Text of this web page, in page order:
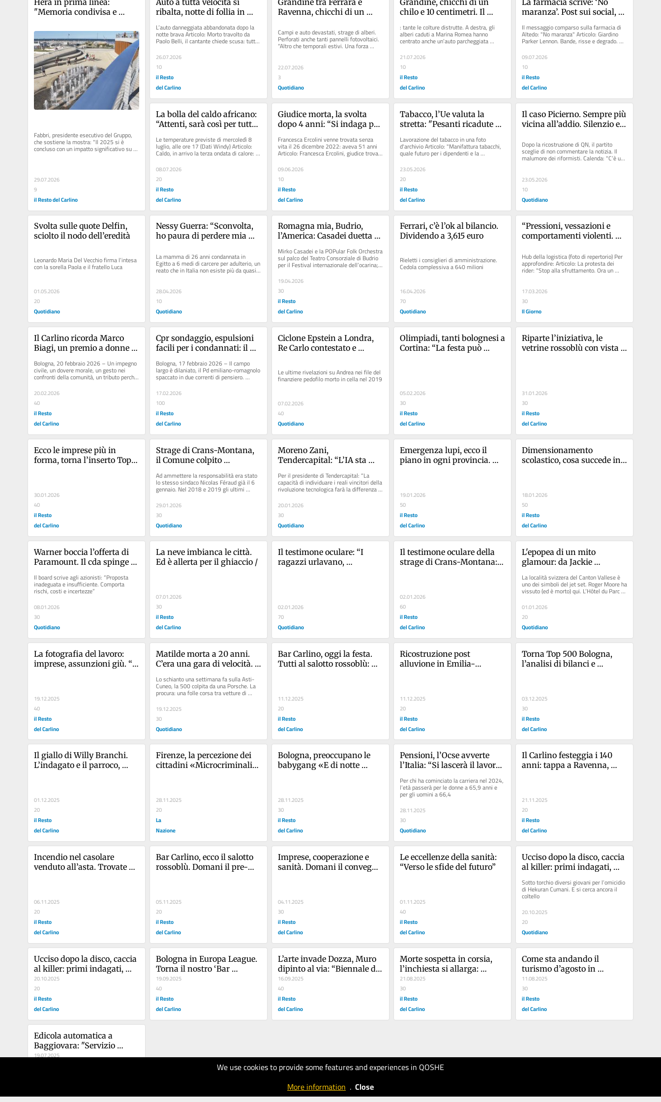
We use cookies to provide some features and experiences in QOSHE
More information . Close
"Memoria condivisa e
legame profondo"
Fabbri, presidente esecutivo del Gruppo,
che sostiene la mostra: "Il 2025 si è
concluso con un impatto significativo su
Rimini. Oltre 145...
29.07.2026
9
il Resto del Carlino
ribalta, notte di follia in
L’auto danneggiata abbandonata dopo la
notte brava Articolo: Morto travolto da
Paolo Belli, il cantante chiede scusa: tutto
il suo dolore nella...
26.07.2026
10
il Resto
del Carlino
Ravenna, chicchi di un
“Venivano giù come sassi.
Sembrava un
bombardamento”
Campi e auto devastati, strage di alberi.
Perforati anche tanti pannelli fotovoltaici.
“Altro che temporali estivi. Una forza
distruttiva così...
22.07.2026
3
Quotidiano
chilo e 10 centimetri. Il
giù come sassi. Sembrava
un bombardamento”
: tante le colture distrutte. A destra, gli
alberi caduti a Marina Romea hanno
centrato anche un’auto parcheggiata
Articolo: Nubifragio con...
21.07.2026
10
il Resto
del Carlino
maranza’. Post sui social,
web si divide
Il messaggio comparso sulla farmacia di
Altedo: "No maranza" Articolo: Giardino
Parker Lennon. Bande, risse e degrado.
09.07.2026
10
il Resto
del Carlino
La bolla del caldo africano:
“Attenti, sarà così per tutto
Le temperature previste di mercoledì 8
luglio, alle ore 17 (Dati Windy) Articolo:
Caldo, in arrivo la terza ondata di calore:
39° di giorno e notti...
08.07.2026
20
il Resto
del Carlino
Giudice morta, la svolta
dopo 4 anni: “Si indaga per
segni sul collo non
corrispondono”
Francesca Ercolini venne trovata senza
vita il 26 dicembre 2022: aveva 51 anni
Articolo: Francesca Ercolini, giudice trovata
morta nel 2022: si indaga...
09.06.2026
10
il Resto
del Carlino
Tabacco, l’Ue valuta la
stretta: "Pesanti ricadute
Lavorazione del tabacco in una foto
d'archivio Articolo: "Manifattura tabacchi,
quale futuro per i dipendenti e la
produzione?"...
23.05.2026
20
il Resto
del Carlino
Il caso Picierno. Sempre più
vicina all’addio. Silenzio e
Dopo la ricostruzione di QN, il partito
sceglie di non commentare la notizia. Il
malumore dei riformisti. Calenda: "C’è una
23.05.2026
10
Quotidiano
Svolta sulle quote Delfin,
sciolto il nodo dell’eredità
Leonardo Maria Del Vecchio firma l’intesa
con la sorella Paola e il fratello Luca
01.05.2026
20
Quotidiano
Nessy Guerra: “Sconvolta,
ho paura di perdere mia
Egitto. Non so più come
chiedere aiuto”
La mamma di 26 anni condannata in
Egitto a 6 medi di carcere per adulterio, un
reato che in Italia non esiste più da quasi
28.04.2026
10
Quotidiano
Romagna mia, Budrio,
l’America: Casadei duetta
Mirko Casadei e la POPular Folk Orchestra
sul palco del Teatro Consorziale di Budrio
per il Festival internazionale dell’ocarina; a
destra, il...
19.04.2026
30
il Resto
del Carlino
Ferrari, c’è l’ok al bilancio.
Dividendo a 3,615 euro
Rieletti i consiglieri di amministrazione.
Cedola complessiva a 640 milioni
16.04.2026
70
Quotidiano
“Pressioni, vessazioni e
comportamenti violenti.
di fare il proprio lavoro”:
licenziati 13 dipendenti
Hub della logistica (foto di repertorio) Per
approfondire: Articolo: La protesta dei
rider: "Stop alla sfruttamento. Ora un
contratto...
17.03.2026
30
Il Giorno
Il Carlino ricorda Marco
Biagi, un premio a donne e
Bologna, 20 febbraio 2026 – Un impegno
civile, un dovere morale, un gesto nei
confronti della comunità, un tributo perché
20.02.2026
40
il Resto
del Carlino
Cpr sondaggio, espulsioni
facili per i condannati: il
dice sì
Bologna, 17 febbraio 2026 – Il campo
largo è dilaniato, il Pd emiliano-romagnolo
spaccato in due correnti di pensiero.
Eppure gli elettori,...
17.02.2026
100
il Resto
del Carlino
Ciclone Epstein a Londra,
Re Carlo contestato e
Spunta il nome di un
nipote di Gianni Agnelli
Le ultime rivelazioni su Andrea nei file del
finanziere pedofilo morto in cella nel 2019
07.02.2026
40
Quotidiano
Olimpiadi, tanti bolognesi a
Cortina: “La festa può
05.02.2026
30
il Resto
del Carlino
Riparte l’iniziativa, le
vetrine rossoblù con vista
31.01.2026
30
il Resto
del Carlino
Ecco le imprese più in
forma, torna l’inserto Top
30.01.2026
40
il Resto
del Carlino
Strage di Crans-Montana,
il Comune colpito
sicurezza “dimenticati” per
5 anni, c’è un ex
Ad ammettere la responsabilità era stato
lo stesso sindaco Nicolas Féraud già il 6
gennaio. Nel 2018 e 2019 gli ultimi
controlli al Constellation
29.01.2026
30
Quotidiano
Moreno Zani,
Tendercapital: “L’IA sta
politiche monetarie ed
equilibri globali”
Per il presidente di Tendercapital: “La
capacità di individuare i reali vincitori della
rivoluzione tecnologica farà la differenza
20.01.2026
30
Quotidiano
Emergenza lupi, ecco il
piano in ogni provincia.
19.01.2026
50
il Resto
del Carlino
Dimensionamento
scolastico, cosa succede in
accorpate”
18.01.2026
50
il Resto
del Carlino
Warner boccia l’offerta di
Paramount. Il cda spinge
Il board scrive agli azionisti: “Proposta
inadeguata e insufficiente. Comporta
rischi, costi e incertezze”
08.01.2026
30
Quotidiano
La neve imbianca le città.
Ed è allerta per il ghiaccio /
07.01.2026
30
il Resto
del Carlino
Il testimone oculare: “I
ragazzi urlavano,
02.01.2026
70
Quotidiano
Il testimone oculare della
strage di Crans-Montana:
02.01.2026
60
il Resto
del Carlino
L'epopea di un mito
glamour: da Jackie
Lollobrigida e Roger Moore
/
La località svizzera del Canton Vallese è
uno dei simboli del jet set. Roger Moore ha
vissuto (ed è morto) qui. L’Hôtel du Parc
inaugurato nel...
01.01.2026
20
Quotidiano
La fotografia del lavoro:
imprese, assunzioni giù. “A
19.12.2025
40
il Resto
del Carlino
Matilde morta a 20 anni.
C’era una gara di velocità. E
Lo schianto una settimana fa sulla Asti-
Cuneo, la 500 colpita da una Porsche. La
procura: una folle corsa tra vetture di
grossa cilindrata a 200...
19.12.2025
30
Quotidiano
Bar Carlino, oggi la festa.
Tutti al salotto rossoblù:
11.12.2025
20
il Resto
del Carlino
Ricostruzione post
alluvione in Emilia-
11.12.2025
20
il Resto
del Carlino
Torna Top 500 Bologna,
l’analisi di bilanci e
03.12.2025
30
il Resto
del Carlino
Il giallo di Willy Branchi.
L’indagato e il parroco,
01.12.2025
20
il Resto
del Carlino
Firenze, la percezione dei
cittadini «Microcriminalità
28.11.2025
20
La
Nazione
Bologna, preoccupano le
babygang «E di notte
28.11.2025
30
il Resto
del Carlino
Pensioni, l’Ocse avverte
l’Italia: “Si lascerà il lavoro
Per chi ha cominciato la carriera nel 2024,
l’età passerà per le donne a 65,9 anni e
per gli uomini a 66,4
28.11.2025
30
Quotidiano
Il Carlino festeggia i 140
anni: tappa a Ravenna,
21.11.2025
20
il Resto
del Carlino
Incendio nel casolare
venduto all’asta. Trovate
06.11.2025
20
il Resto
del Carlino
Bar Carlino, ecco il salotto
rossoblù. Domani il pre-
05.11.2025
20
il Resto
del Carlino
Imprese, cooperazione e
sanità. Domani il convegno
04.11.2025
30
il Resto
del Carlino
Le eccellenze della sanità:
“Verso le sfide del futuro”
01.11.2025
40
il Resto
del Carlino
Ucciso dopo la disco, caccia
al killer: primi indagati, ma
Sotto torchio diversi giovani per l’omicidio
di Hekuran Cumani. E si cerca ancora il
coltello
20.10.2025
20
Quotidiano
Ucciso dopo la disco, caccia
al killer: primi indagati, ma
manca l’arma /
20.10.2025
20
il Resto
del Carlino
Bologna in Europa League.
Torna il nostro ‘Bar
Carlino’: il pre-partita dei
tifosi rossoblù
19.09.2025
40
il Resto
del Carlino
L’arte invade Dozza, Muro
dipinto al via: “Biennale dei
record”
16.09.2025
40
il Resto
del Carlino
Morte sospetta in corsia,
l’inchiesta si allarga:
maltrattamenti e cartelle
cliniche falsificate
21.08.2025
30
il Resto
del Carlino
Come sta andando il
turismo d’agosto in
Riviera? Gli ultimi dati
11.08.2025
30
il Resto
del Carlino
Edicola automatica a
Baggiovara: "Servizio
gradito a tutti i cittadini"
19.07.2025